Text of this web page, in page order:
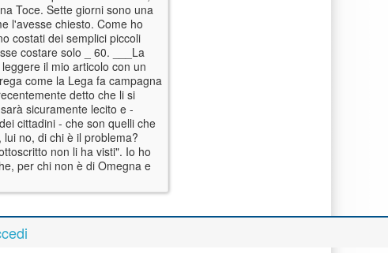
Toce. Sette giorni sono una
l'avesse chiesto. Come ho
costati dei semplici piccoli
costare solo _ 60. ___La
il mio articolo con un
come la Lega fa campagna
detto che li si
sicuramente lecito e -
cittadini - che son quelli che
no, di chi è il problema?
non li ha visti". Io ho
per chi non è di Omegna e